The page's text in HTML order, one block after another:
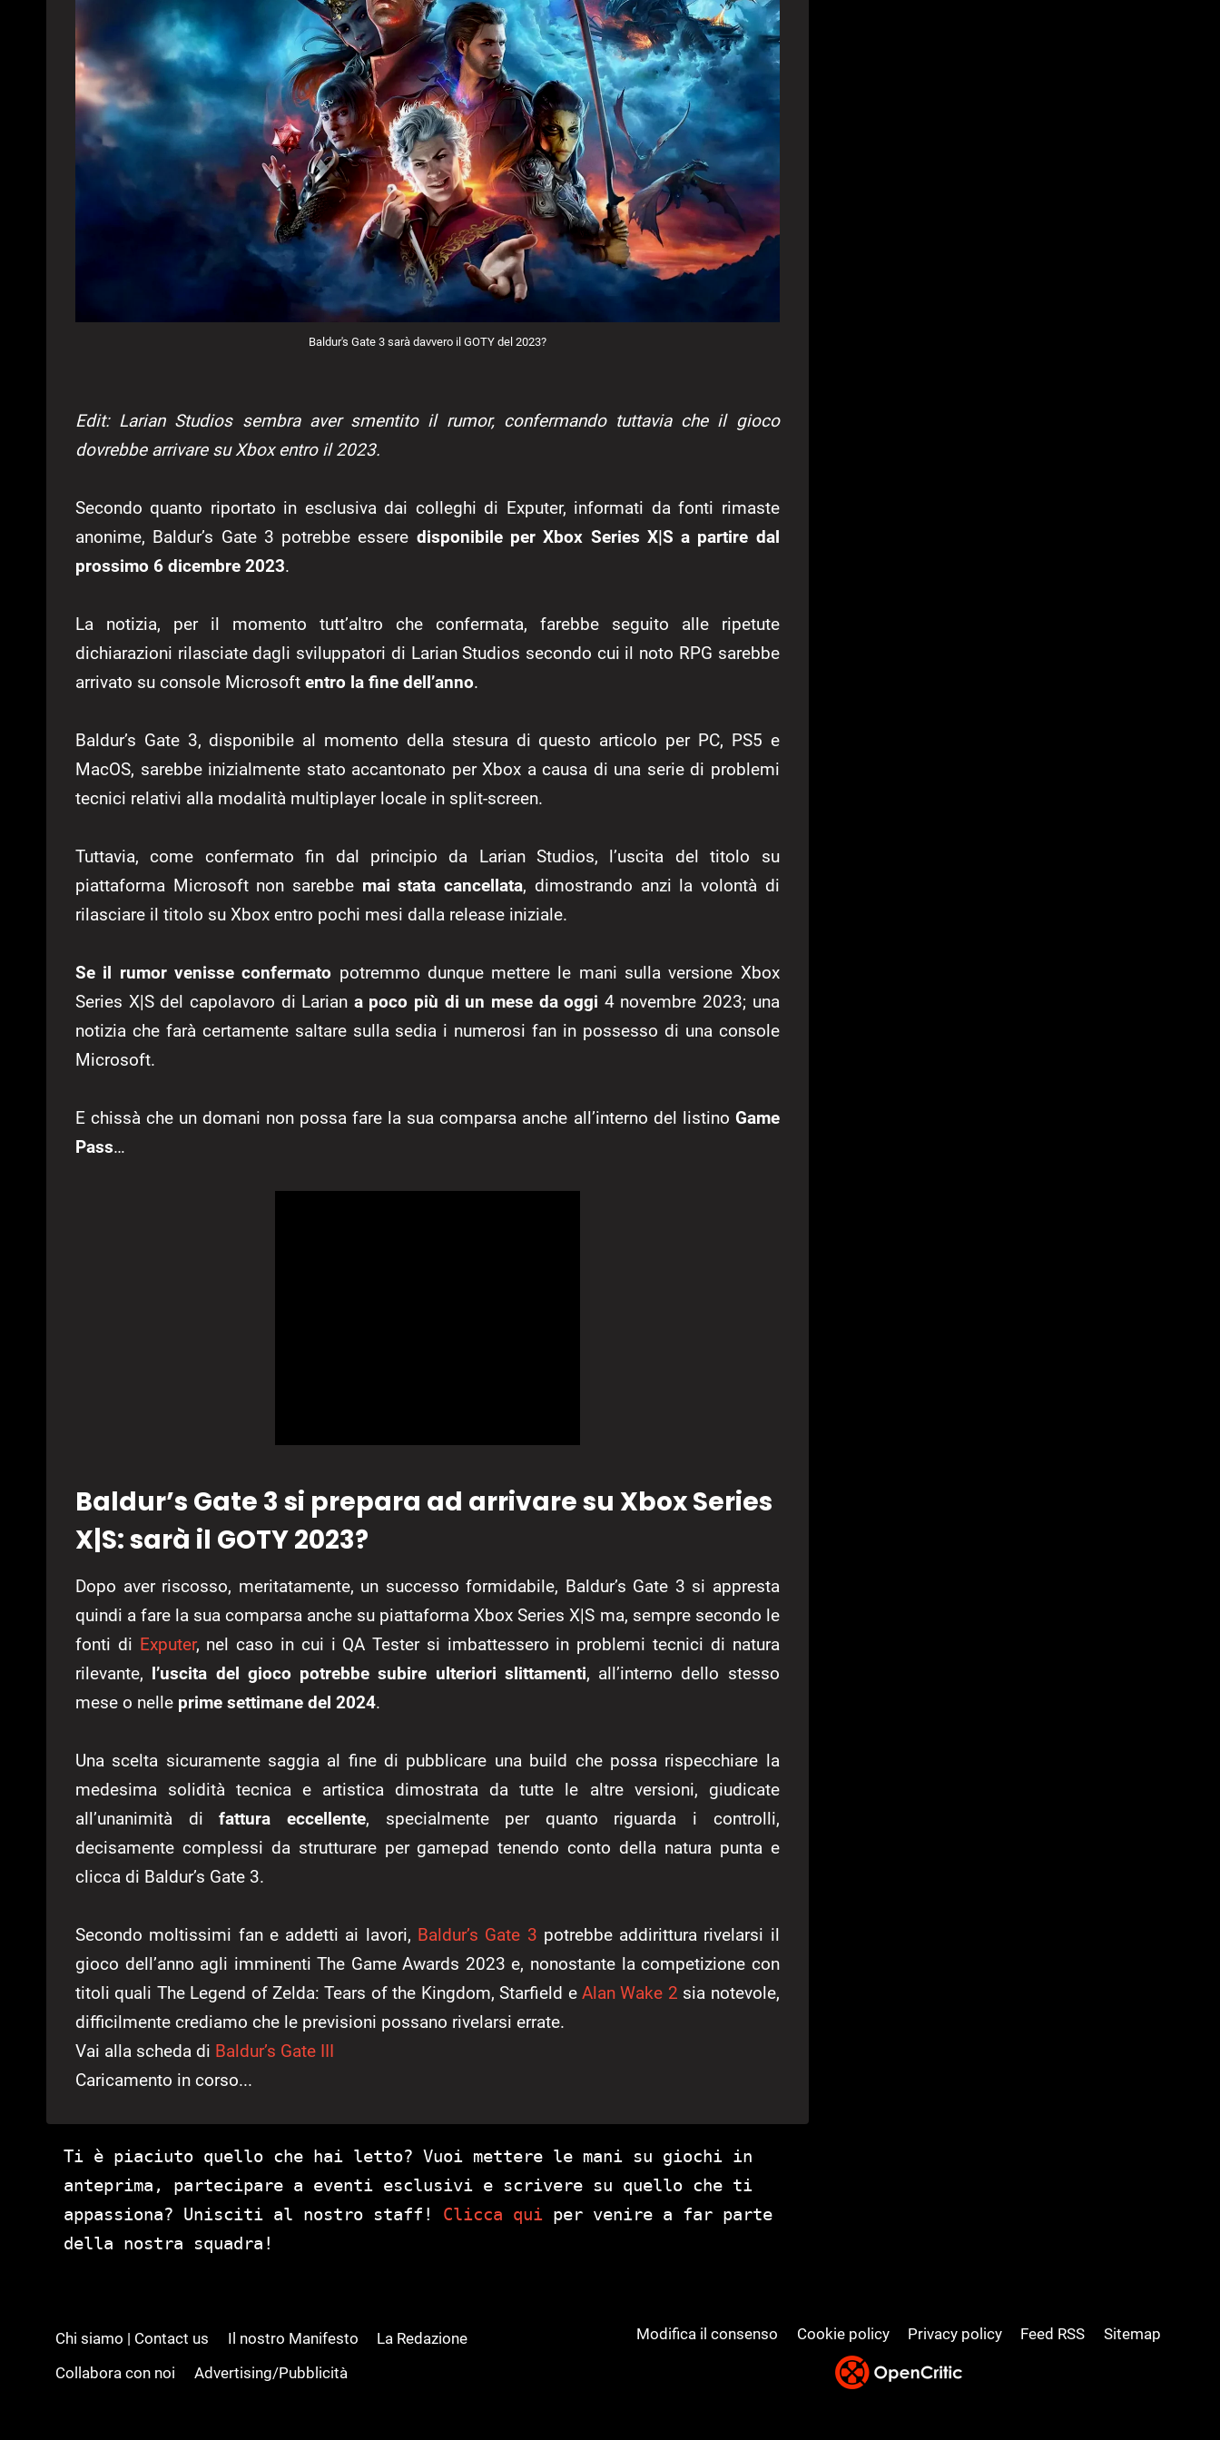
Baldur's Gate 3 sarà davvero il GOTY del 2023?
Edit: Larian Studios sembra aver smentito il rumor, confermando tuttavia che il gioco
dovrebbe arrivare su Xbox entro il 2023.
Secondo quanto riportato in esclusiva dai colleghi di Exputer, informati da fonti rimaste
anonime, Baldur’s Gate 3 potrebbe essere disponibile per Xbox Series X|S a partire dal
prossimo 6 dicembre 2023.
La notizia, per il momento tutt’altro che confermata, farebbe seguito alle ripetute
dichiarazioni rilasciate dagli sviluppatori di Larian Studios secondo cui il noto RPG sarebbe
arrivato su console Microsoft entro la fine dell’anno.
Baldur’s Gate 3, disponibile al momento della stesura di questo articolo per PC, PS5 e
MacOS, sarebbe inizialmente stato accantonato per Xbox a causa di una serie di problemi
tecnici relativi alla modalità multiplayer locale in split-screen.
Tuttavia, come confermato fin dal principio da Larian Studios, l’uscita del titolo su
piattaforma Microsoft non sarebbe mai stata cancellata, dimostrando anzi la volontà di
rilasciare il titolo su Xbox entro pochi mesi dalla release iniziale.
Se il rumor venisse confermato potremmo dunque mettere le mani sulla versione Xbox
Series X|S del capolavoro di Larian a poco più di un mese da oggi 4 novembre 2023; una
notizia che farà certamente saltare sulla sedia i numerosi fan in possesso di una console
Microsoft.
E chissà che un domani non possa fare la sua comparsa anche all’interno del listino Game
Pass…
Baldur’s Gate 3 si prepara ad arrivare su Xbox Series
X|S: sarà il GOTY 2023?
Dopo aver riscosso, meritatamente, un successo formidabile, Baldur’s Gate 3 si appresta
quindi a fare la sua comparsa anche su piattaforma Xbox Series X|S ma, sempre secondo le
fonti di Exputer, nel caso in cui i QA Tester si imbattessero in problemi tecnici di natura
rilevante, l’uscita del gioco potrebbe subire ulteriori slittamenti, all’interno dello stesso
mese o nelle prime settimane del 2024.
Una scelta sicuramente saggia al fine di pubblicare una build che possa rispecchiare la
medesima solidità tecnica e artistica dimostrata da tutte le altre versioni, giudicate
all’unanimità difattura eccellente, specialmente per quanto riguarda i controlli,
decisamente complessi da strutturare per gamepad tenendo conto della natura punta e
clicca di Baldur’s Gate 3.
Secondo moltissimi fan e addetti ai lavori, Baldur’s Gate 3 potrebbe addirittura rivelarsi il
gioco dell’anno agli imminenti The Game Awards 2023 e, nonostante la competizione con
titoli quali The Legend of Zelda: Tears of the Kingdom, Starfield e Alan Wake 2 sia notevole,
difficilmente crediamo che le previsioni possano rivelarsi errate.
Vai alla scheda di Baldur’s Gate III
Caricamento in corso...
Ti è piaciuto quello che hai letto? Vuoi mettere le mani su giochi in
anteprima, partecipare a eventi esclusivi e scrivere su quello che ti
appassiona? Unisciti al nostro staff! Clicca qui per venire a far parte
della nostra squadra!
Chi siamo | Contact us Il nostro Manifesto
La Redazione
Collabora con noi
Advertising/Pubblicità
Modifica il consenso Cookie policy Privacy policy Feed RSS Sitemap